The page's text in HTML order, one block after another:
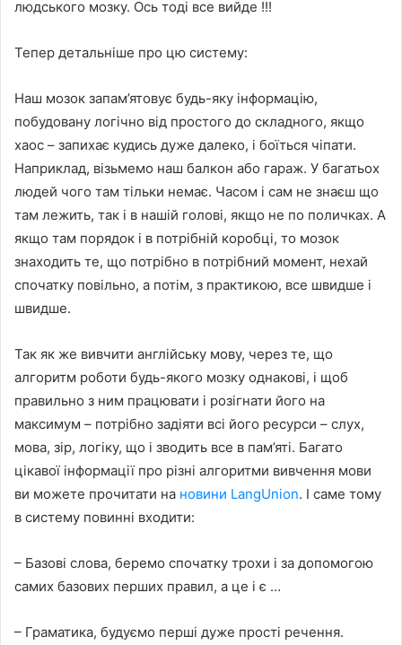
людського мозку. Ось тоді все вийде !!!
Тепер детальніше про цю систему:
Наш мозок запам’ятовує будь-яку інформацію,
побудовану логічно від простого до складного, якщо
хаос – запихає кудись дуже далеко, і боїться чіпати.
Наприклад, візьмемо наш балкон або гараж. У багатьох
людей чого там тільки немає. Часом і сам не знаєш що
там лежить, так і в нашій голові, якщо не по поличках. А
якщо там порядок і в потрібній коробці, то мозок
знаходить те, що потрібно в потрібний момент, нехай
спочатку повільно, а потім, з практикою, все швидше і
швидше.
Так як же вивчити англійську мову, через те, що
алгоритм роботи будь-якого мозку однакові, і щоб
правильно з ним працювати і розігнати його на
максимум – потрібно задіяти всі його ресурси – слух,
мова, зір, логіку, що і зводить все в пам’яті. Багато
цікавої інформації про різні алгоритми вивчення мови
ви можете прочитати на новини LangUnion. І саме тому
в систему повинні входити:
– Базові слова, беремо спочатку трохи і за допомогою
самих базових перших правил, а це і є …
– Граматика, будуємо перші дуже прості речення.